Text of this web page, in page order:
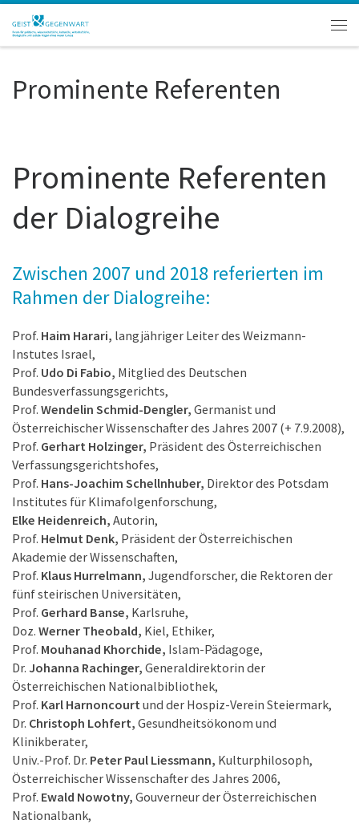
Zum Inhalt springen
Prominente Referenten
Prominente Referenten
der Dialogreihe
Zwischen 2007 und 2018 referierten im
Rahmen der Dialogreihe:
Prof. Haim Harari, langjähriger Leiter des Weizmann-
Instutes Israel,
Prof. Udo Di Fabio, Mitglied des Deutschen
Bundesverfassungsgerichts,
Prof. Wendelin Schmid-Dengler, Germanist und
Österreichischer Wissenschafter des Jahres 2007 (+ 7.9.2008),
Prof. Gerhart Holzinger, Präsident des Österreichischen
Verfassungsgerichtshofes,
Prof. Hans-Joachim Schellnhuber, Direktor des Potsdam
Institutes für Klimafolgenforschung,
Elke Heidenreich, Autorin,
Prof. Helmut Denk, Präsident der Österreichischen
Akademie der Wissenschaften,
Prof. Klaus Hurrelmann, Jugendforscher, die Rektoren der
fünf steirischen Universitäten,
Prof. Gerhard Banse, Karlsruhe,
Doz. Werner Theobald, Kiel, Ethiker,
Prof. Mouhanad Khorchide, Islam-Pädagoge,
Dr. Johanna Rachinger, Generaldirektorin der
Österreichischen Nationalbibliothek,
Prof. Karl Harnoncourt und der Hospiz-Verein Steiermark,
Dr. Christoph Lohfert, Gesundheitsökonom und
Klinikberater,
Univ.-Prof. Dr. Peter Paul Liessmann, Kulturphilosoph,
Österreichischer Wissenschafter des Jahres 2006,
Prof. Ewald Nowotny, Gouverneur der Österreichischen
Nationalbank,